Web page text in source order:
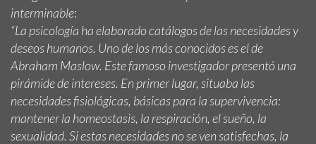
interminable:
“La psicología ha elaborado catálogos de las necesidades y
deseos humanos. Uno de los más conocidos es el de
Abraham Maslow. Este famoso investigador presentó una
pirámide de intereses. En primer lugar, situaba las
necesidades fisiológicas, básicas para la supervivencia:
mantener la homeostasis, la respiración, el sueño, la
sexualidad. Si estas necesidades no se ven satisfechas, la